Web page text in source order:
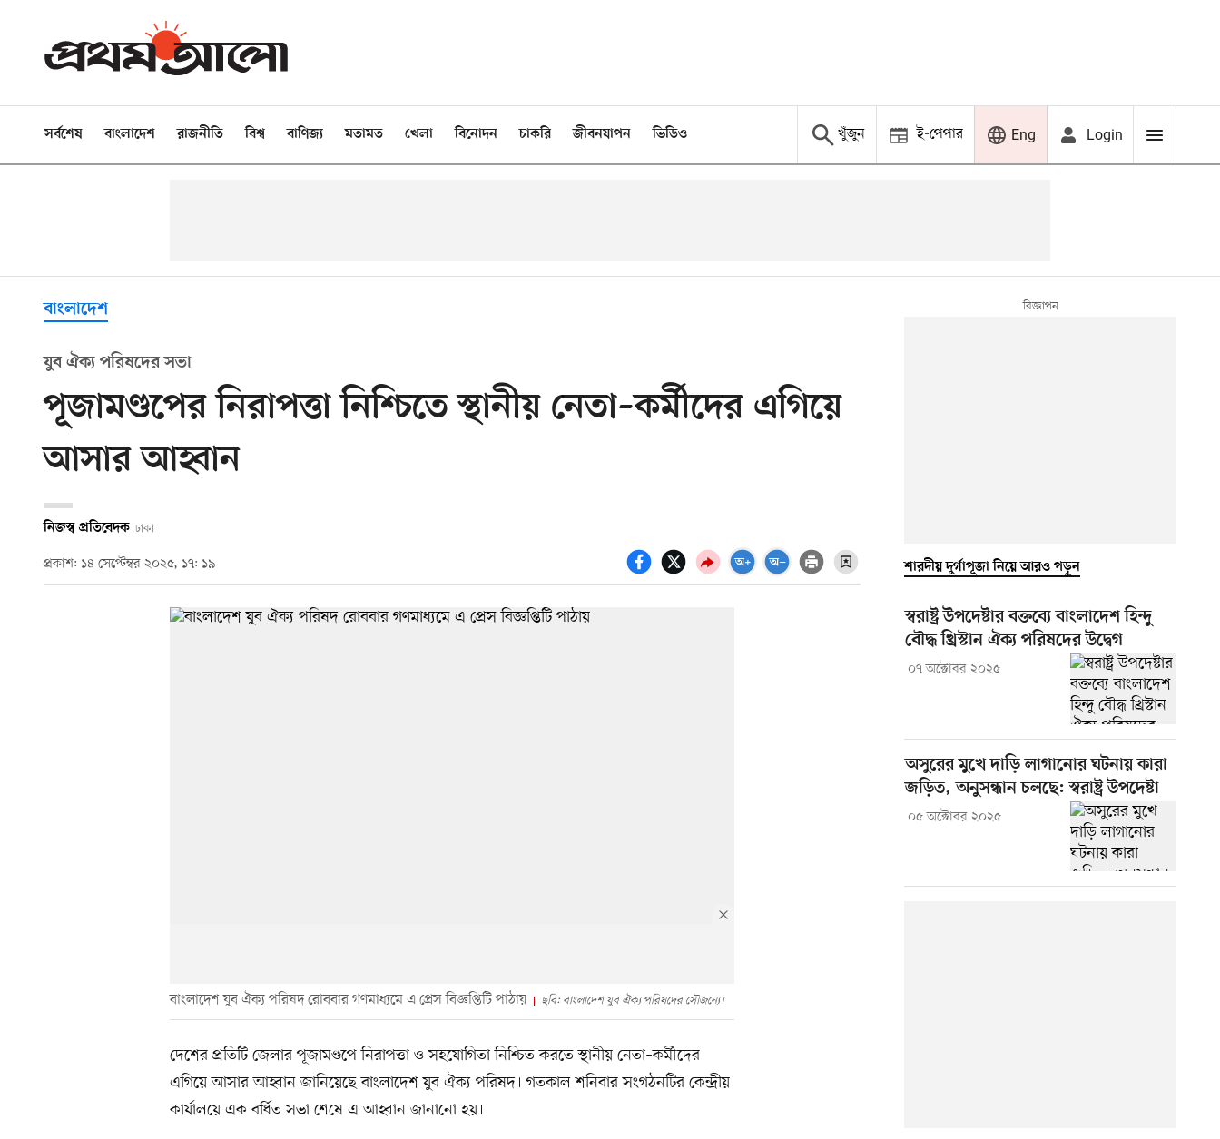
সর্বশেষ বাংলাদেশ রাজনীতি বিশ্ব বাণিজ্য মতামত খেলা বিনোদন চাকরি জীবনযাপন ভিডিও খুঁজুন ই-পেপার Eng Login
বাংলাদেশ
যুব ঐক্য পরিষদের সভা
পূজামণ্ডপের নিরাপত্তা নিশ্চিতে স্থানীয় নেতা–কর্মীদের এগিয়ে
আসার আহ্বান
নিজস্ব প্রতিবেদক ঢাকা
প্রকাশ: ১৪ সেপ্টেম্বর ২০২৫, ১৭: ১৯
বাংলাদেশ যুব ঐক্য পরিষদ রোববার গণমাধ্যমে এ প্রেস বিজ্ঞপ্তিটি পাঠায় ছবি: বাংলাদেশ যুব ঐক্য পরিষদের সৌজন্যে।
দেশের প্রতিটি জেলার পূজামণ্ডপে নিরাপত্তা ও সহযোগিতা নিশ্চিত করতে স্থানীয় নেতা–কর্মীদের
এগিয়ে আসার আহ্বান জানিয়েছে বাংলাদেশ যুব ঐক্য পরিষদ। গতকাল শনিবার সংগঠনটির কেন্দ্রীয়
কার্যালয়ে এক বর্ধিত সভা শেষে এ আহ্বান জানানো হয়।
শারদীয় দুর্গাপূজা নিয়ে আরও পড়ুন
স্বরাষ্ট্র উপদেষ্টার বক্তব্যে বাংলাদেশ হিন্দু
বৌদ্ধ খ্রিস্টান ঐক্য পরিষদের উদ্বেগ
০৭ অক্টোবর ২০২৫
অসুরের মুখে দাড়ি লাগানোর ঘটনায় কারা
জড়িত, অনুসন্ধান চলছে: স্বরাষ্ট্র উপদেষ্টা
০৫ অক্টোবর ২০২৫